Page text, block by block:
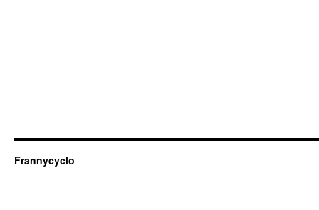
Frannycyclo